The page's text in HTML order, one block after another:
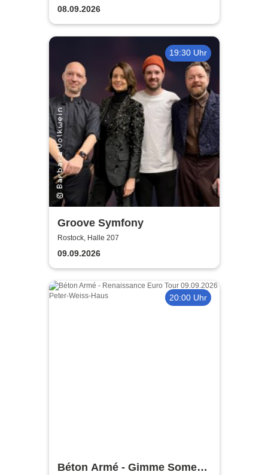
guter Begleitung
08.09.2026
19:30 Uhr
Groove Symfony
Rostock, Halle 207
09.09.2026
20:00 Uhr
Béton Armé - Gimme Some